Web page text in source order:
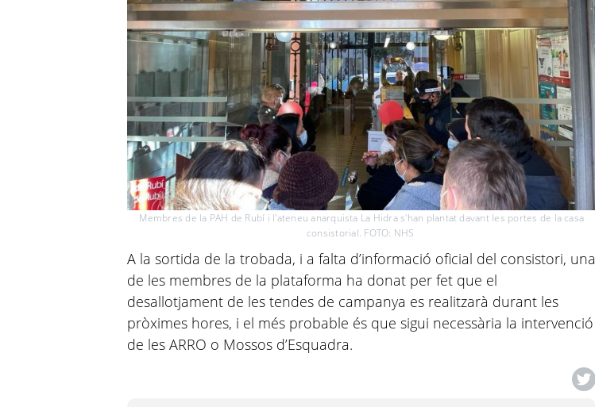
Membres de la PAH de Rubí i l'ateneu anarquista La Hidra s'han plantat davant les portes de la casa
consistorial. FOTO: NHS
A la sortida de la trobada, i a falta d’informació oficial del consistori, una
de les membres de la plataforma ha donat per fet que el
desallotjament de les tendes de campanya es realitzarà durant les
pròximes hores, i el més probable és que sigui necessària la intervenció
de les ARRO o Mossos d’Esquadra.